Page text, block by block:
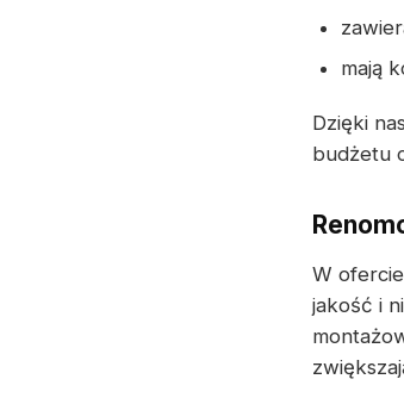
mają
Dzięki
budżetu
W ofercie
jakość i